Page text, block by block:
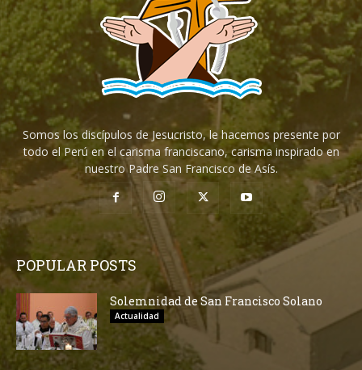
Somos los discípulos de Jesucristo, le hacemos presente por
todo el Perú en el carisma franciscano, carisma inspirado en
nuestro Padre San Francisco de Asís.
POPULAR POSTS
Solemnidad de San Francisco Solano
Actualidad